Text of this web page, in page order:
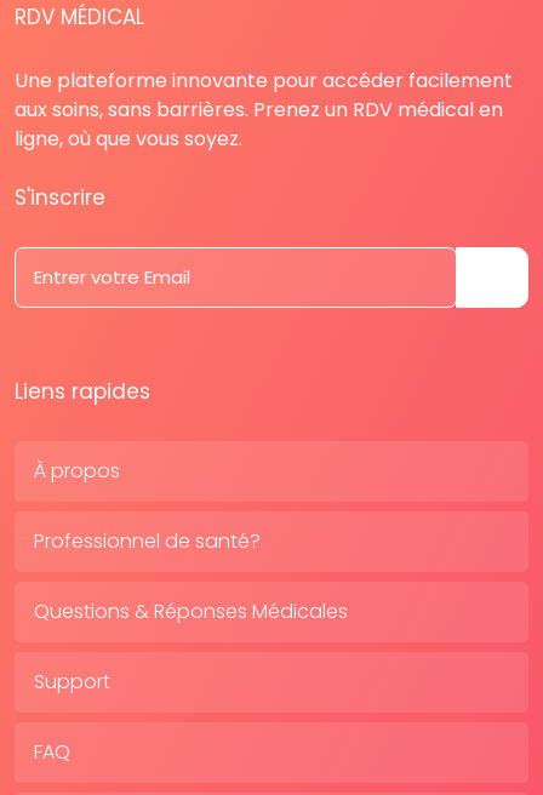
RDV MÉDICAL
Une plateforme innovante pour accéder facilement
aux soins, sans barrières. Prenez un RDV médical en
ligne, où que vous soyez.
S'inscrire
Liens rapides
À propos
Professionnel de santé?
Questions & Réponses Médicales
Support
FAQ